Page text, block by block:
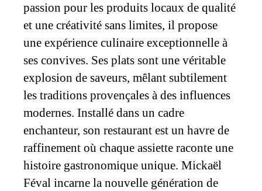
passion pour les produits locaux de qualité
et une créativité sans limites, il propose
une expérience culinaire exceptionnelle à
ses convives. Ses plats sont une véritable
explosion de saveurs, mêlant subtilement
les traditions provençales à des influences
modernes. Installé dans un cadre
enchanteur, son restaurant est un havre de
raffinement où chaque assiette raconte une
histoire gastronomique unique. Mickaël
Féval incarne la nouvelle génération de